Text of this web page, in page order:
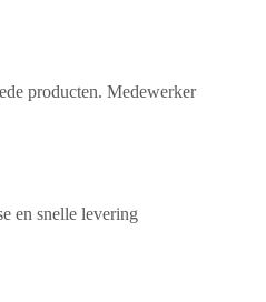
producten. Medewerker
en snelle levering